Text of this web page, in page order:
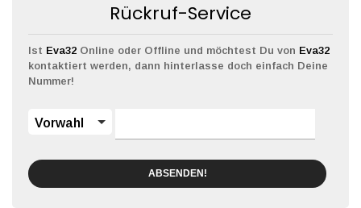
Rückruf-Service
Ist Eva32 Online oder Offline und möchtest Du von Eva32
kontaktiert werden, dann hinterlasse doch einfach Deine
Nummer!
Vorwahl
ABSENDEN!